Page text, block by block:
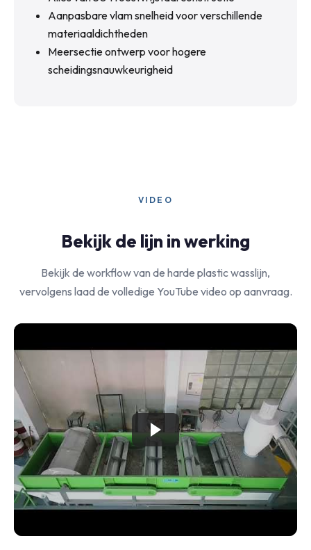
Aanpasbare vlam snelheid voor verschillende
materiaaldichtheden
Meersectie ontwerp voor hogere
scheidingsnauwkeurigheid
VIDEO
Bekijk de lijn in werking
Bekijk de workflow van de harde plastic wasslijn,
vervolgens laad de volledige YouTube video op aanvraag.